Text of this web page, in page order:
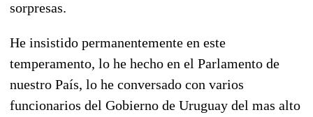
sorpresas.
He insistido permanentemente en este
temperamento, lo he hecho en el Parlamento de
nuestro País, lo he conversado con varios
funcionarios del Gobierno de Uruguay del mas alto